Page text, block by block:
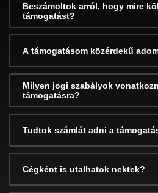
Beszámoltok arról, hogy mire
támogatást?
A támogatásom közérdekű
Milyen jogi szabályok
támogatásra?
Tudtok számlát adni a
Cégként is utalhatok nektek?